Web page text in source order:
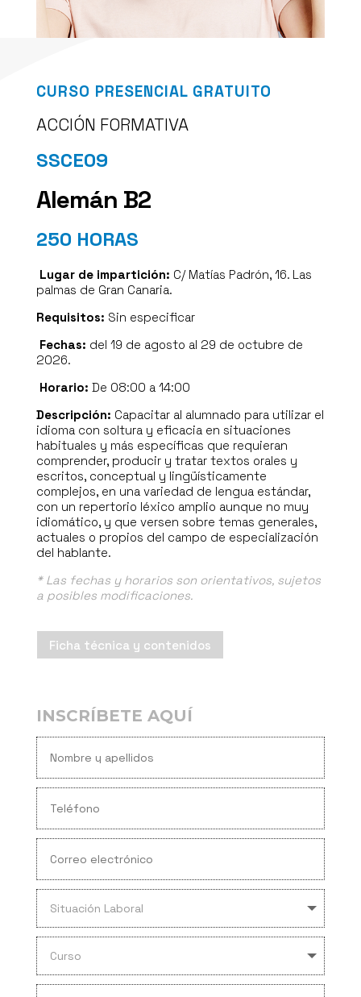
CURSO PRESENCIAL GRATUITO
ACCIÓN FORMATIVA
SSCE09
Alemán B2
250 HORAS
Lugar de impartición: C/ Matías Padrón, 16. Las
palmas de Gran Canaria.
Requisitos: Sin especificar
Fechas: del 19 de agosto al 29 de octubre de
2026.
Horario: De 08:00 a 14:00
Descripción: Capacitar al alumnado para utilizar el
idioma con soltura y eficacia en situaciones
habituales y más específicas que requieran
comprender, producir y tratar textos orales y
escritos, conceptual y lingüísticamente
complejos, en una variedad de lengua estándar,
con un repertorio léxico amplio aunque no muy
idiomático, y que versen sobre temas generales,
actuales o propios del campo de especialización
del hablante.
* Las fechas y horarios son orientativos, sujetos
a posibles modificaciones.
Ficha técnica y contenidos
INSCRÍBETE AQUÍ